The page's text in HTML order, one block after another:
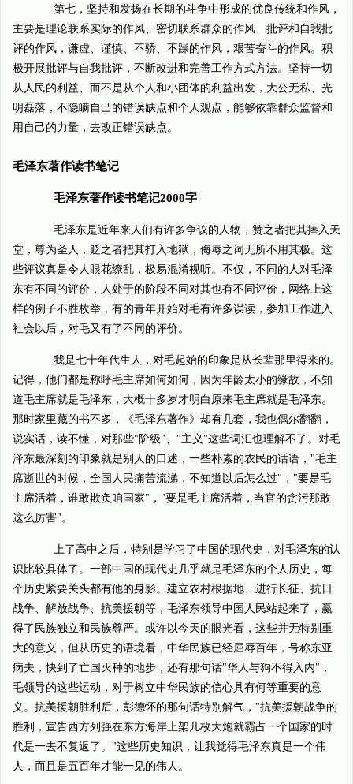
第七，坚持和发扬在长期的斗争中形成的优良传统和作风，
主要是理论联系实际的作风、密切联系群众的作风、批评和自我批
评的作风，谦虚、谨慎、不骄、不躁的作风，艰苦奋斗的作风。积
极开展批评与自我批评，不断改进和完善工作方式方法。坚持一切
从人民的利益、而不是从个人和小团体的利益出发，大公无私、光
明磊落，不隐瞒自己的错误缺点和个人观点，能够依靠群众监督和
用自己的力量，去改正错误缺点。
毛泽东著作读书笔记
毛泽东著作读书笔记2000字
毛泽东是近年来人们有许多争议的人物，赞之者把其捧入天
堂，尊为圣人，贬之者把其打入地狱，侮辱之词无所不用其极。这
些评议真是令人眼花缭乱，极易混淆视听。不仅，不同的人对毛泽
东有不同的评价，人处于的阶段不同对其也有不同评价，网络上这
样的例子不胜枚举，有的青年开始对毛有许多误读，参加工作进入
社会以后，对毛又有了不同的评价。
我是七十年代生人，对毛起始的印象是从长辈那里得来的。
记得，他们都是称呼毛主席如何如何，因为年龄太小的缘故，不知
道毛主席就是毛泽东，大概十多岁才明白原来毛主席就是毛泽东。
那时家里藏的书不多，《毛泽东著作》却有几套，我也偶尔翻翻，
说实话，读不懂，对那些"阶级"、"主义"这些词汇也理解不了。对毛
泽东最深刻的印象就是别人的口述，一些朴素的农民的话语，"毛主
席逝世的时候，全国人民痛苦流涕，不知道以后怎么过"，"要是毛
主席活着，谁敢欺负咱国家"，"要是毛主席活着，当官的贪污那敢
这么厉害"。
上了高中之后，特别是学习了中国的现代史，对毛泽东的认
识比较具体了。一部中国的现代史几乎就是毛泽东的个人历史，每
个历史紧要关头都有他的身影。建立农村根据地、进行长征、抗日
战争、解放战争、抗美援朝等，毛泽东领导中国人民站起来了，赢
得了民族独立和民族尊严。或许以今天的眼光看，这些并无特别重
大的意义，但从历史的语境看，中华民族已经屈辱百年，号称东亚
病夫，快到了亡国灭种的地步，还有那句话"华人与狗不得入内"，
毛领导的这些运动，对于树立中华民族的信心具有何等重要的意
义。抗美援朝胜利后，彭德怀的那句话特别解气，"抗美援朝战争的
胜利，宣告西方列强在东方海岸上架几枚大炮就霸占一个国家的时
代是一去不复返了。"这些历史知识，让我觉得毛泽东真是一个伟
人，而且是五百年才能一见的伟人。